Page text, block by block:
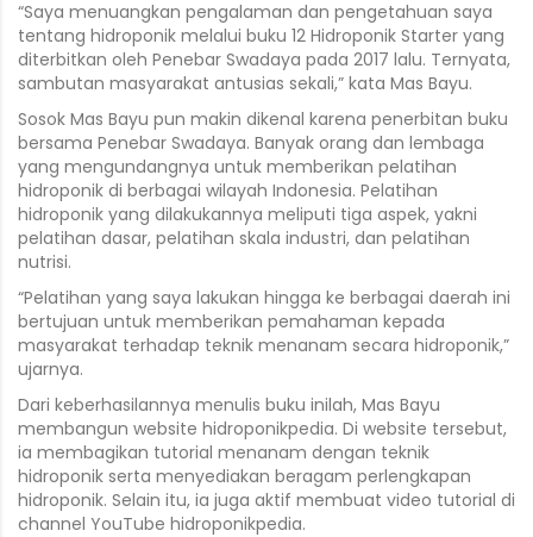
“Saya menuangkan pengalaman dan pengetahuan saya
tentang hidroponik melalui buku 12 Hidroponik Starter yang
diterbitkan oleh Penebar Swadaya pada 2017 lalu. Ternyata,
sambutan masyarakat antusias sekali,” kata Mas Bayu.
Sosok Mas Bayu pun makin dikenal karena penerbitan buku
bersama Penebar Swadaya. Banyak orang dan lembaga
yang mengundangnya untuk memberikan pelatihan
hidroponik di berbagai wilayah Indonesia. Pelatihan
hidroponik yang dilakukannya meliputi tiga aspek, yakni
pelatihan dasar, pelatihan skala industri, dan pelatihan
nutrisi.
“Pelatihan yang saya lakukan hingga ke berbagai daerah ini
bertujuan untuk memberikan pemahaman kepada
masyarakat terhadap teknik menanam secara hidroponik,”
ujarnya.
Dari keberhasilannya menulis buku inilah, Mas Bayu
membangun website hidroponikpedia. Di website tersebut,
ia membagikan tutorial menanam dengan teknik
hidroponik serta menyediakan beragam perlengkapan
hidroponik. Selain itu, ia juga aktif membuat video tutorial di
channel YouTube hidroponikpedia.